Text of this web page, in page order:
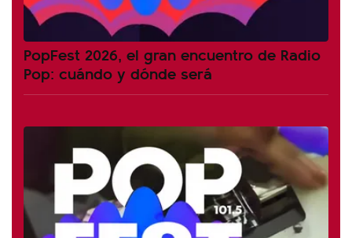
PopFest 2026, el gran encuentro de Radio
Pop: cuándo y dónde será